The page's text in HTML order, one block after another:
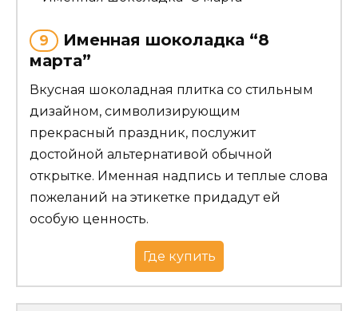
9
Именная шоколадка “8
марта”
Вкусная шоколадная плитка со стильным
дизайном, символизирующим
прекрасный праздник, послужит
достойной альтернативой обычной
открытке. Именная надпись и теплые слова
пожеланий на этикетке придадут ей
особую ценность.
Где купить